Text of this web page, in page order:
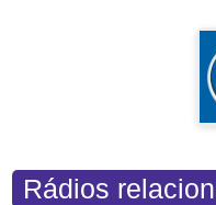
Rádios